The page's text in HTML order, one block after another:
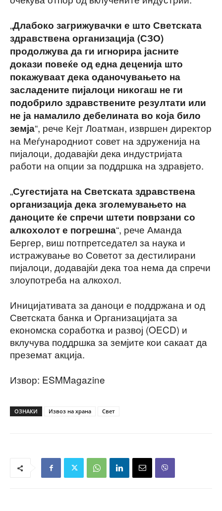
„Длабоко загрижувачки е што Светската
здравствена организација (СЗО)
продолжува да ги игнорира јасните
докази повеќе од една деценија што
покажуваат дека оданочувањето на
засладените пијалоци никогаш не ги
подобрило здравствените резултати или
не ја намалило дебелината во која било
земја“, рече Кејт Лоатман, извршен директор
на Меѓународниот совет на здруженија на
пијалоци, додавајќи дека индустријата
работи на опции за поддршка на здравјето.
„Сугестијата на Светската здравствена
организација дека зголемувањето на
даноците ќе спречи штети поврзани со
алкохолот е погрешна“, рече Аманда
Бергер, виш потпретседател за наука и
истражување во Советот за дестилирани
пијалоци, додавајќи дека тоа нема да спречи
злоупотреба на алкохол.
Иницијативата за даноци е поддржана и од
Светската банка и Организацијата за
економска соработка и развој (OECD) и
вклучува поддршка за земјите кои сакаат да
преземат акција.
Извор: ESMMagazine
ОЗНАКИ Извоз на храна Свет